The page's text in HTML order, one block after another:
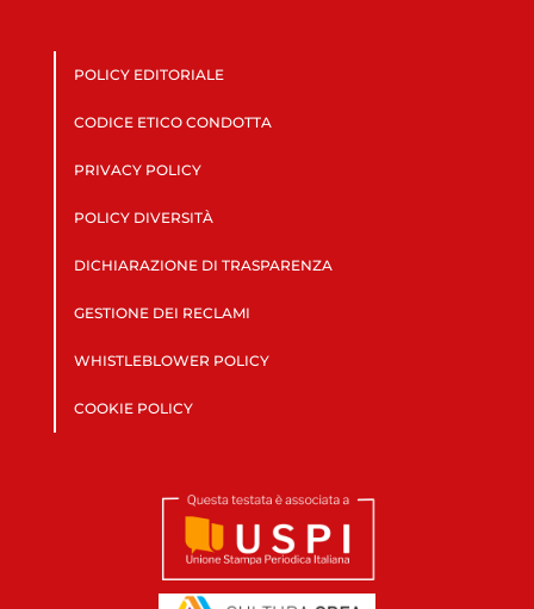
POLICY EDITORIALE
CODICE ETICO CONDOTTA
PRIVACY POLICY
POLICY DIVERSITÀ
DICHIARAZIONE DI TRASPARENZA
GESTIONE DEI RECLAMI
WHISTLEBLOWER POLICY
COOKIE POLICY